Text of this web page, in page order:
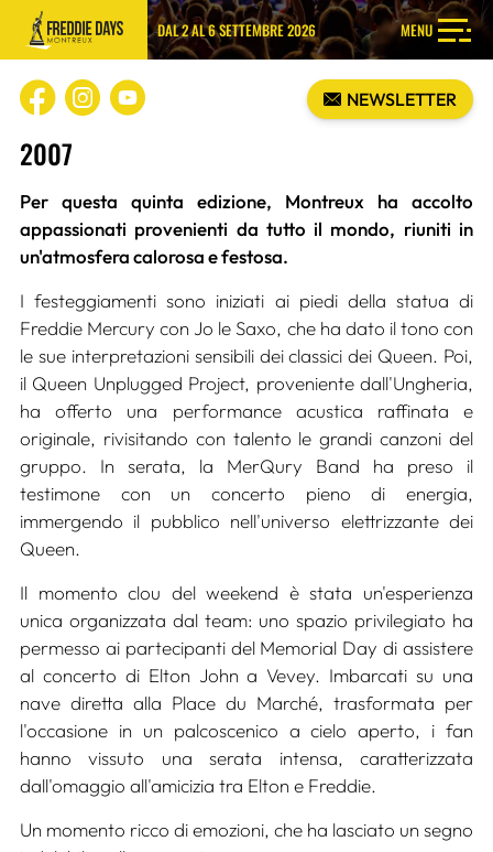
DAL 2 AL 6 SETTEMBRE 2026 MENU
NEWSLETTER
2007
Per questa quinta edizione, Montreux ha accolto
appassionati provenienti da tutto il mondo, riuniti in
un'atmosfera calorosa e festosa.
I festeggiamenti sono iniziati ai piedi della statua di
Freddie Mercury con Jo le Saxo, che ha dato il tono con
le sue interpretazioni sensibili dei classici dei Queen. Poi,
il Queen Unplugged Project, proveniente dall'Ungheria,
ha offerto una performance acustica raffinata e
originale, rivisitando con talento le grandi canzoni del
gruppo. In serata, la MerQury Band ha preso il
testimone con un concerto pieno di energia,
immergendo il pubblico nell'universo elettrizzante dei
Queen.
Il momento clou del weekend è stata un'esperienza
unica organizzata dal team: uno spazio privilegiato ha
permesso ai partecipanti del Memorial Day di assistere
al concerto di Elton John a Vevey. Imbarcati su una
nave diretta alla Place du Marché, trasformata per
l'occasione in un palcoscenico a cielo aperto, i fan
hanno vissuto una serata intensa, caratterizzata
dall'omaggio all'amicizia tra Elton e Freddie.
Un momento ricco di emozioni, che ha lasciato un segno